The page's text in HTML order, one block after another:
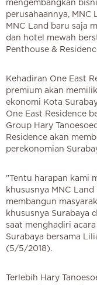
mengembangkan
perusahaannya, MNC
MNC Land baru saja
dan hotel mewah
Penthouse &
Kehadiran One East
premium akan
ekonomi Kota
One East Residence
Group Hary
Residence akan
perekonomian
"Tentu harapan kami
khususnya MNC
membangun
khususnya Surabaya
saat menghadiri
Surabaya bersama
(5/5/2018).
Terlebih Hary